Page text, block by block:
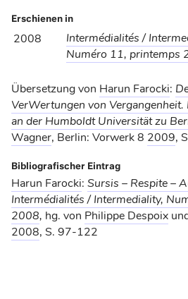
Erschienen in
2008
Intermédialités /
Numéro 11, printemps
Übersetzung von Harun Farocki:
VerWertungen von
an der Humboldt Universität zu
Wagner, Berlin: Vorwerk 8 2009,
Bibliografischer Eintrag
Harun Farocki: Sursis – Respite –
Intermédialités / Intermediality,
2008, hg. von Philippe Despoix
2008, S. 97-122